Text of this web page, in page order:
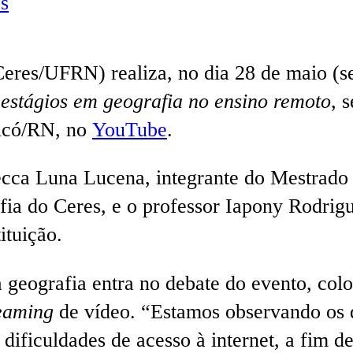
UFRN) realiza, no dia 28 de maio
em geografia no ensino remoto,
RN, no YouTube.
Luna Lucena, integrante do
do Ceres, e o professor Iapony
entra no debate do evento,
de vídeo. “Estamos observando
de acesso à internet, a fim